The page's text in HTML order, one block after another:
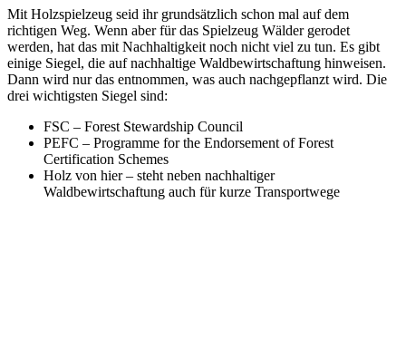
Mit Holzspielzeug seid ihr grundsätzlich schon mal auf dem
richtigen Weg. Wenn aber für das Spielzeug Wälder gerodet
werden, hat das mit Nachhaltigkeit noch nicht viel zu tun. Es gibt
einige Siegel, die auf nachhaltige Waldbewirtschaftung hinweisen.
Dann wird nur das entnommen, was auch nachgepflanzt wird. Die
drei wichtigsten Siegel sind:
FSC – Forest Stewardship Council
PEFC – Programme for the Endorsement of Forest
Certification Schemes
Holz von hier – steht neben nachhaltiger
Waldbewirtschaftung auch für kurze Transportwege